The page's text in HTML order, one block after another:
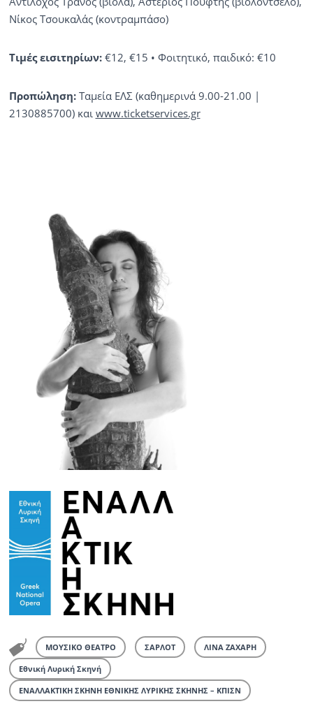
Νίκος Τσουκαλάς (κοντραμπάσο)
Τιμές εισιτηρίων:€12, €15 • Φοιτητικό, παιδικό: €10
Προπώληση:Ταμεία ΕΛΣ (καθημερινά 9.00-21.00 |
2130885700) και www.ticketservices.gr
ΜΟΥΣΙΚΟ ΘΕΑΤΡΟ ΣΑΡΛΟΤ ΛΙΝΑ ΖΑΧΑΡΗ
Εθνική Λυρική Σκηνή
ΕΝΑΛΛΑΚΤΙΚΗ ΣΚΗΝΗ ΕΘΝΙΚΗΣ ΛΥΡΙΚΗΣ ΣΚΗΝΗΣ – ΚΠΙΣΝ